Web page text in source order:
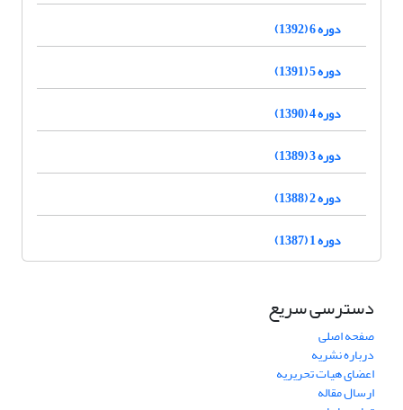
دوره 6 (1392)
دوره 5 (1391)
دوره 4 (1390)
دوره 3 (1389)
دوره 2 (1388)
دوره 1 (1387)
دسترسی سریع
صفحه اصلی
درباره نشریه
اعضای هیات تحریریه
ارسال مقاله